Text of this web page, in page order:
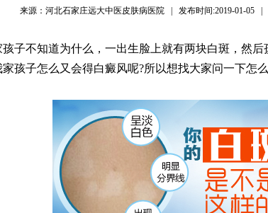
来源：河北石家庄远大中医皮肤病医院 | 发布时间:2019-01-05
孩子不知道为什么，一出生脸上就有两块白斑，然
孩子怎么又会得白癜风呢?所以想找大家问一下怎